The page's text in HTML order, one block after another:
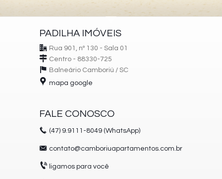
PADILHA IMÓVEIS
Rua 901, nº 130 - Sala 01
Centro - 88330-725
Balneário Camboriú / SC
mapa google
FALE CONOSCO
(47) 9.9111-8049 (WhatsApp)
contato@camboriuapartamentos.com.br
ligamos para você